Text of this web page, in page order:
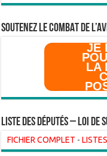
SOUTENEZ LE COMBAT DE
JE
LA
Liste des Députés – Loi de
FICHIER COMPLET -